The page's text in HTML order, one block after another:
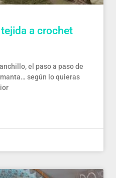
a crochet
el paso a paso de
según lo quieras